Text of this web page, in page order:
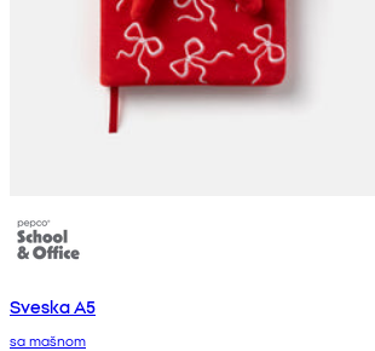
Sveska A5
sa mašnom